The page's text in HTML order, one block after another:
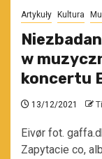
Artykuły Kultura
w
koncertu
13/12/2021
Eivør fot.
Zapytacie co,